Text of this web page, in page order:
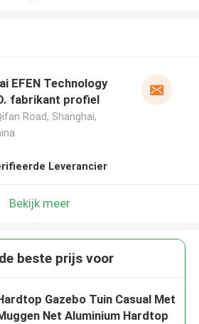
EFEN Technology
fabrikant profiel
Road, Shanghai,
Leverancier
Bekijk meer
beste prijs voor
Gazebo Tuin Casual Met
Net Aluminium Hardtop